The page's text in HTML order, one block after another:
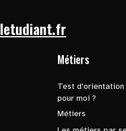
letudiant.fr
Métiers
Test
pour moi ?
Métiers